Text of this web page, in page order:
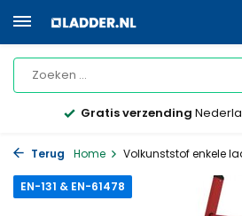
Gratis verzending
Terug Home Volkunststof enkele
EN-131 & EN-61478